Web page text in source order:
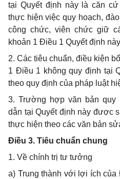
tại Quyết định này là căn
thực hiện việc quy hoạch,
công chức, viên chức giữ
khoản 1 Điều 1 Quyết định
2. Các tiêu chuẩn, điều kiện
1 Điều 1 không quy định tại
theo quy định của pháp luật
3. Trường hợp văn bản quy
dẫn tại Quyết định này được
thực hiện theo các văn bản
Điều 3. Tiêu chuẩn chung
1. Về chính trị tư tưởng
a) Trung thành với lợi ích của